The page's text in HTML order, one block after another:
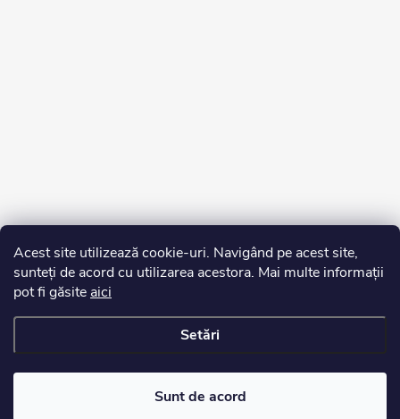
Acest site utilizează cookie-uri. Navigând pe acest site,
sunteți de acord cu utilizarea acestora. Mai multe informații
pot fi găsite aici
Setări
Sunt de acord
Drepturi de autor 2026Edurko.ro. Toate drepturile rezervate.